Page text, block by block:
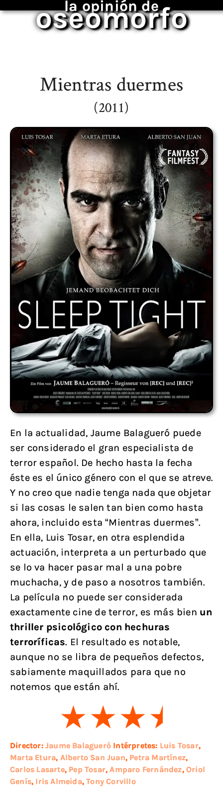
la opinión de
oseomorfo
Mientras duermes
(2011)
En la actualidad, Jaume Balagueró puede
ser considerado el gran especialista de
terror español. De hecho hasta la fecha
éste es el único género con el que se atreve.
Y no creo que nadie tenga nada que objetar
si las cosas le salen tan bien como hasta
ahora, incluido esta “Mientras duermes”.
En ella, Luis Tosar, en otra esplendida
actuación, interpreta a un perturbado que
se lo va hacer pasar mal a una pobre
muchacha, y de paso a nosotros también.
La película no puede ser considerada
exactamente cine de terror, es más bien un
thriller psicológico con hechuras
terroríficas. El resultado es notable,
aunque no se libra de pequeños defectos,
sabiamente maquillados para que no
notemos que están ahí.
Director: Jaume Balagueró Intérpretes: Luis Tosar,
Marta Etura, Alberto San Juan, Petra Martínez,
Carlos Lasarte, Pep Tosar,Amparo Fernández,Oriol
Genís, Iris Almeida,Tony Corvillo